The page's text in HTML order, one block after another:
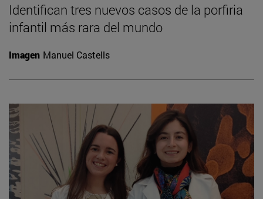
Identifican tres nuevos casos de la porfiria
infantil más rara del mundo
Imagen Manuel Castells